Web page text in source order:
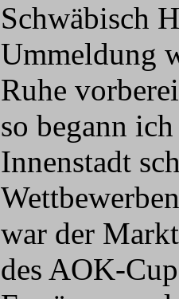
Schwäbisch
Ummeldung
Ruhe
so begann
Innenstadt
war der
des AOK-